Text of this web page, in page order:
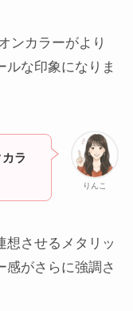
ンカラーがより
ルな印象になりま
りんこ
ラ
想させるメタリッ
感がさらに強調さ